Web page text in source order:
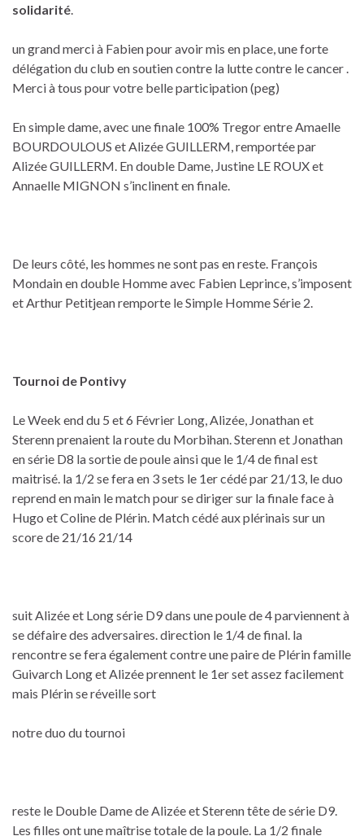
solidarité.
un grand merci à Fabien pour avoir mis en place, une forte
délégation du club en soutien contre la lutte contre le cancer .
Merci à tous pour votre belle participation (peg)
En simple dame, avec une finale 100% Tregor entre Amaelle
BOURDOULOUS et Alizée GUILLERM, remportée par
Alizée GUILLERM. En double Dame, Justine LE ROUX et
Annaelle MIGNON s’inclinent en finale.
De leurs côté, les hommes ne sont pas en reste. François
Mondain en double Homme avec Fabien Leprince, s’imposent
et Arthur Petitjean remporte le Simple Homme Série 2.
Tournoi de Pontivy
Le Week end du 5 et 6 Février Long, Alizée, Jonathan et
Sterenn prenaient la route du Morbihan. Sterenn et Jonathan
en série D8 la sortie de poule ainsi que le 1/4 de final est
maitrisé. la 1/2 se fera en 3 sets le 1er cédé par 21/13, le duo
reprend en main le match pour se diriger sur la finale face à
Hugo et Coline de Plérin. Match cédé aux plérinais sur un
score de 21/16 21/14
suit Alizée et Long série D9 dans une poule de 4 parviennent à
se défaire des adversaires. direction le 1/4 de final. la
rencontre se fera également contre une paire de Plérin famille
Guivarch Long et Alizée prennent le 1er set assez facilement
mais Plérin se réveille sort
notre duo du tournoi
reste le Double Dame de Alizée et Sterenn tête de série D9.
Les filles ont une maîtrise totale de la poule. La 1/2 finale